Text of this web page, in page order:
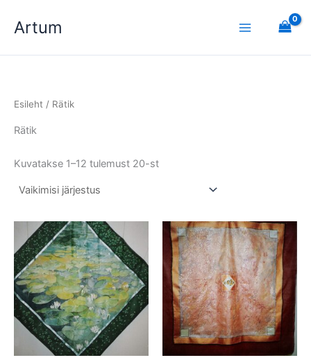
Artum
Esileht / Rätik
Rätik
Kuvatakse 1–12 tulemust 20-st